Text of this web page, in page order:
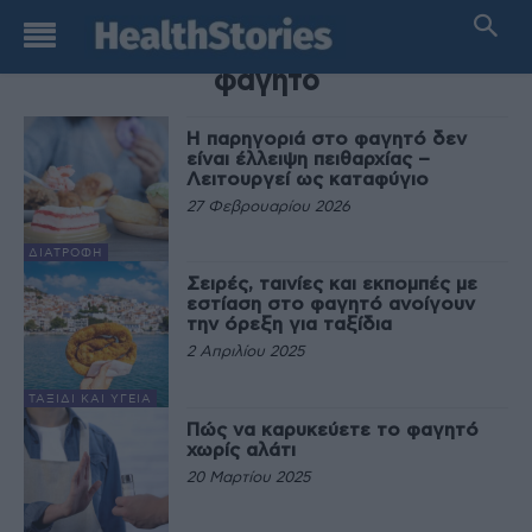
TAG
φαγητό
ΔΙΑΤΡΟΦΉ
Η παρηγοριά στο φαγητό δεν
είναι έλλειψη πειθαρχίας –
Λειτουργεί ως καταφύγιο
27 Φεβρουαρίου 2026
ΤΑΞΊΔΙ ΚΑΙ ΥΓΕΊΑ
Σειρές, ταινίες και εκπομπές με
εστίαση στο φαγητό ανοίγουν
την όρεξη για ταξίδια
2 Απριλίου 2025
Πώς να καρυκεύετε το φαγητό
χωρίς αλάτι
20 Μαρτίου 2025